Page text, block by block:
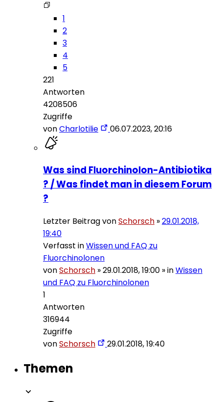
1
2
3
4
5
221
Antworten
4208506
Zugriffe
vonCharlotilie 06.07.2023, 20:16
Was sind Fluorchinolon-Antibiotika
? / Was findet man in diesem Forum
?
Letzter Beitrag vonSchorsch »29.01.2018,
19:40
Verfasst inWissen und FAQ zu
Fluorchinolonen
vonSchorsch »29.01.2018, 19:00 » inWissen
und FAQ zu Fluorchinolonen
1
Antworten
316944
Zugriffe
vonSchorsch 29.01.2018, 19:40
Themen